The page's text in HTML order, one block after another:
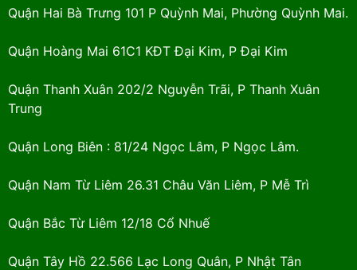
Quận Hai Bà Trưng 101 P Quỳnh Mai, Phường Quỳnh Mai.
Quận Hoàng Mai 61C1 KĐT Đại Kim, P Đại Kim
Quận Thanh Xuân 202/2 Nguyễn Trãi, P Thanh Xuân
Trung
Quận Long Biên : 81/24 Ngọc Lâm, P Ngọc Lâm.
Quận Nam Từ Liêm 26.31 Châu Văn Liêm, P Mễ Trì
Quận Bắc Từ Liêm 12/18 Cổ Nhuế
Quận Tây Hồ 22.566 Lạc Long Quân, P Nhật Tân